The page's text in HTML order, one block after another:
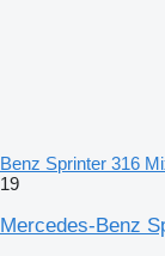
Benz Sprinter 316
19
Mercedes-Benz